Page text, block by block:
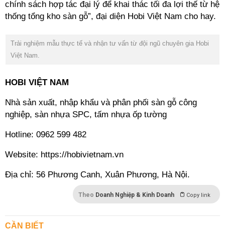
chính sách hợp tác đại lý để khai thác tối đa lợi thế từ hệ
thống tổng kho sàn gỗ”, đại diện Hobi Việt Nam cho hay.
Trải nghiệm mẫu thực tế và nhận tư vấn từ đội ngũ chuyên gia Hobi
Việt Nam.
HOBI VIỆT NAM
Nhà sản xuất, nhập khẩu và phân phối sàn gỗ công
nghiệp, sàn nhựa SPC, tấm nhựa ốp tường
Hotline: 0962 599 482
Website: https://hobivietnam.vn
Địa chỉ: 56 Phương Canh, Xuân Phương, Hà Nội.
Theo Doanh Nghiệp & Kinh Doanh Copy link
CẦN BIẾT